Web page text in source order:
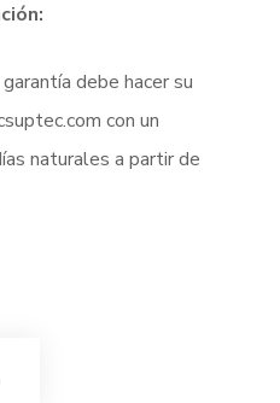
debe hacer su
con un
naturales a partir de